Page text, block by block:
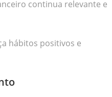
continua relevante e
hábitos positivos e